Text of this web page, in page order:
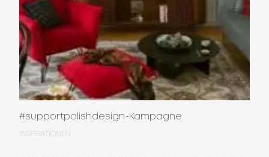
#supportpolishdesign-Kampagne
INSPIRATIONEN